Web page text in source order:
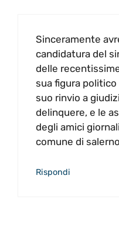
Sinceramente
candidatura del
delle
sua figura
suo rinvio a
delinquere, e le
degli amici
comune di
Rispondi